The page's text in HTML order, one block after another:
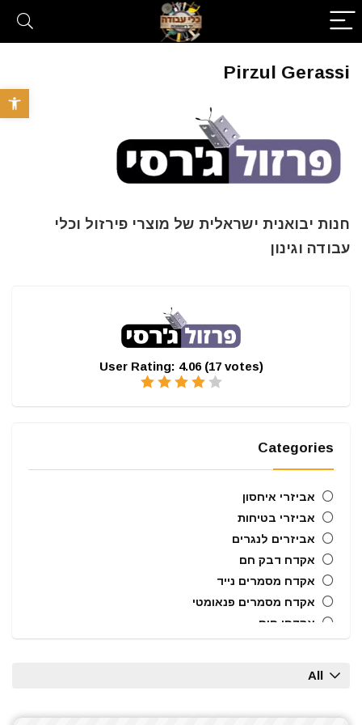
פתח
Pirzul Gerassi
חנות יבואנית ישראלית של מוצרי פירזול וכלי
עבודה וגינון
User Rating: 4.06 (17votes)
Categories
אביזרי איחסון
אביזרי בטיחות
אביזרים לנגרים
אקדח דבק חם
אקדח מסמרים נייד
אקדח מסמרים פנאומטי
אקדחי חום
All